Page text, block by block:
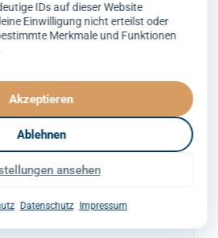
IDs auf dieser Website
Einwilligung nicht erteilst oder
Merkmale und Funktionen
Akzeptieren
Ablehnen
ansehen
Datenschutz Impressum
SPEZIALKURSE
um 21:30